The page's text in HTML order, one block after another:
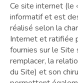
Ce site internet (le
informatif et est
réalisé selon la
Internet et ratifiée
fournies sur le Site
remplacer, la
du Site) et son